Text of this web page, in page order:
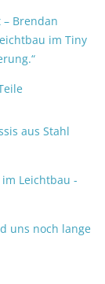
Brendan
im Tiny
aus Stahl
Leichtbau -
uns noch lange